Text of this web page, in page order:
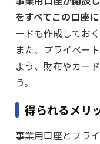
をすべてこの口座に
ードも作成してお
また、プライベー
よう、財布やカー
う。
得られるメリ
事業用口座とプラ